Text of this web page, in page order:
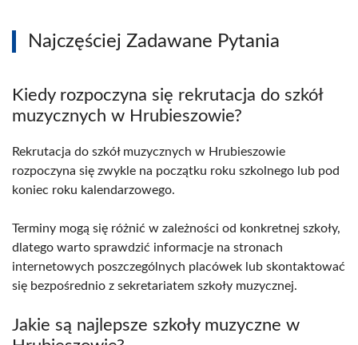
Najczęściej Zadawane Pytania
Kiedy rozpoczyna się rekrutacja do szkół
muzycznych w Hrubieszowie?
Rekrutacja do szkół muzycznych w Hrubieszowie
rozpoczyna się zwykle na początku roku szkolnego lub pod
koniec roku kalendarzowego.
Terminy mogą się różnić w zależności od konkretnej szkoły,
dlatego warto sprawdzić informacje na stronach
internetowych poszczególnych placówek lub skontaktować
się bezpośrednio z sekretariatem szkoły muzycznej.
Jakie są najlepsze szkoły muzyczne w